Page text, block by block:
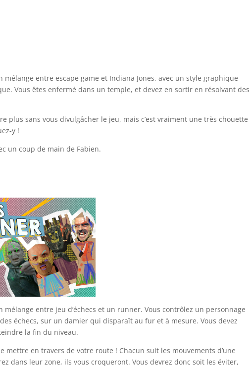
mélange entre escape game et Indiana Jones, avec un style graphique
Vous êtes enfermé dans un temple, et devez en sortir en résolvant des
plus sans vous divulgâcher le jeu, mais c’est vraiment une très chouette
y !
un coup de main de Fabien.
mélange entre jeu d’échecs et un runner. Vous contrôlez un personnage
échecs, sur un damier qui disparaît au fur et à mesure. Vous devez
la fin du niveau.
mettre en travers de votre route ! Chacun suit les mouvements d’une
dans leur zone, ils vous croqueront. Vous devrez donc soit les éviter,